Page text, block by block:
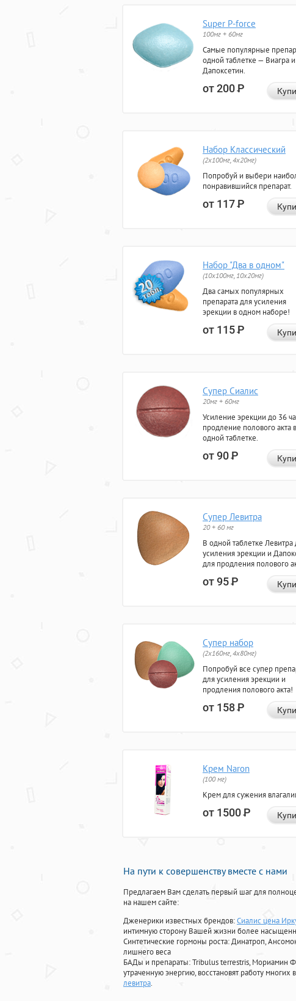
Super P-force
100мг + 60мг
Самые популярные
одной таблетке — Виагра и
Дапоксетин.
от 200Р
Набор Классический
(2x100мг, 4x20мг)
Попробуй и выбери
понравившийся препарат.
от 117Р
Набор "Два в одном"
(10x100мг, 10x20мг)
Два самых популярных
препарата для усиления
эрекции в одном наборе!
от 115Р
Супер Сиалис
20мг + 60мг
Усиление эрекции до 36
продление полового акта в
одной таблетке.
от 90Р
Супер Левитра
20 + 60 мг
В одной таблетке Левитра
усиления эрекции и
для продления полового
от 95Р
Супер набор
(2х160мг, 4х80мг)
Попробуй все супер
для усиления эрекции и
продления полового акта!
от 158Р
Крем Naron
(100 мг)
Крем для сужения
от 1500Р
На пути к совершенству вместе с нами
Предлагаем Вам сделать первый шаг для
на нашем сайте:
Дженерики известных брендов:Сиалис цена
интимную сторону Вашей жизни более
Синтетические гормоны роста: Динатроп,
лишнего веса
БАДы и препараты:Tribulus terrestris, Мориамин
утраченную энергию, восстановят работу многих
левитра.